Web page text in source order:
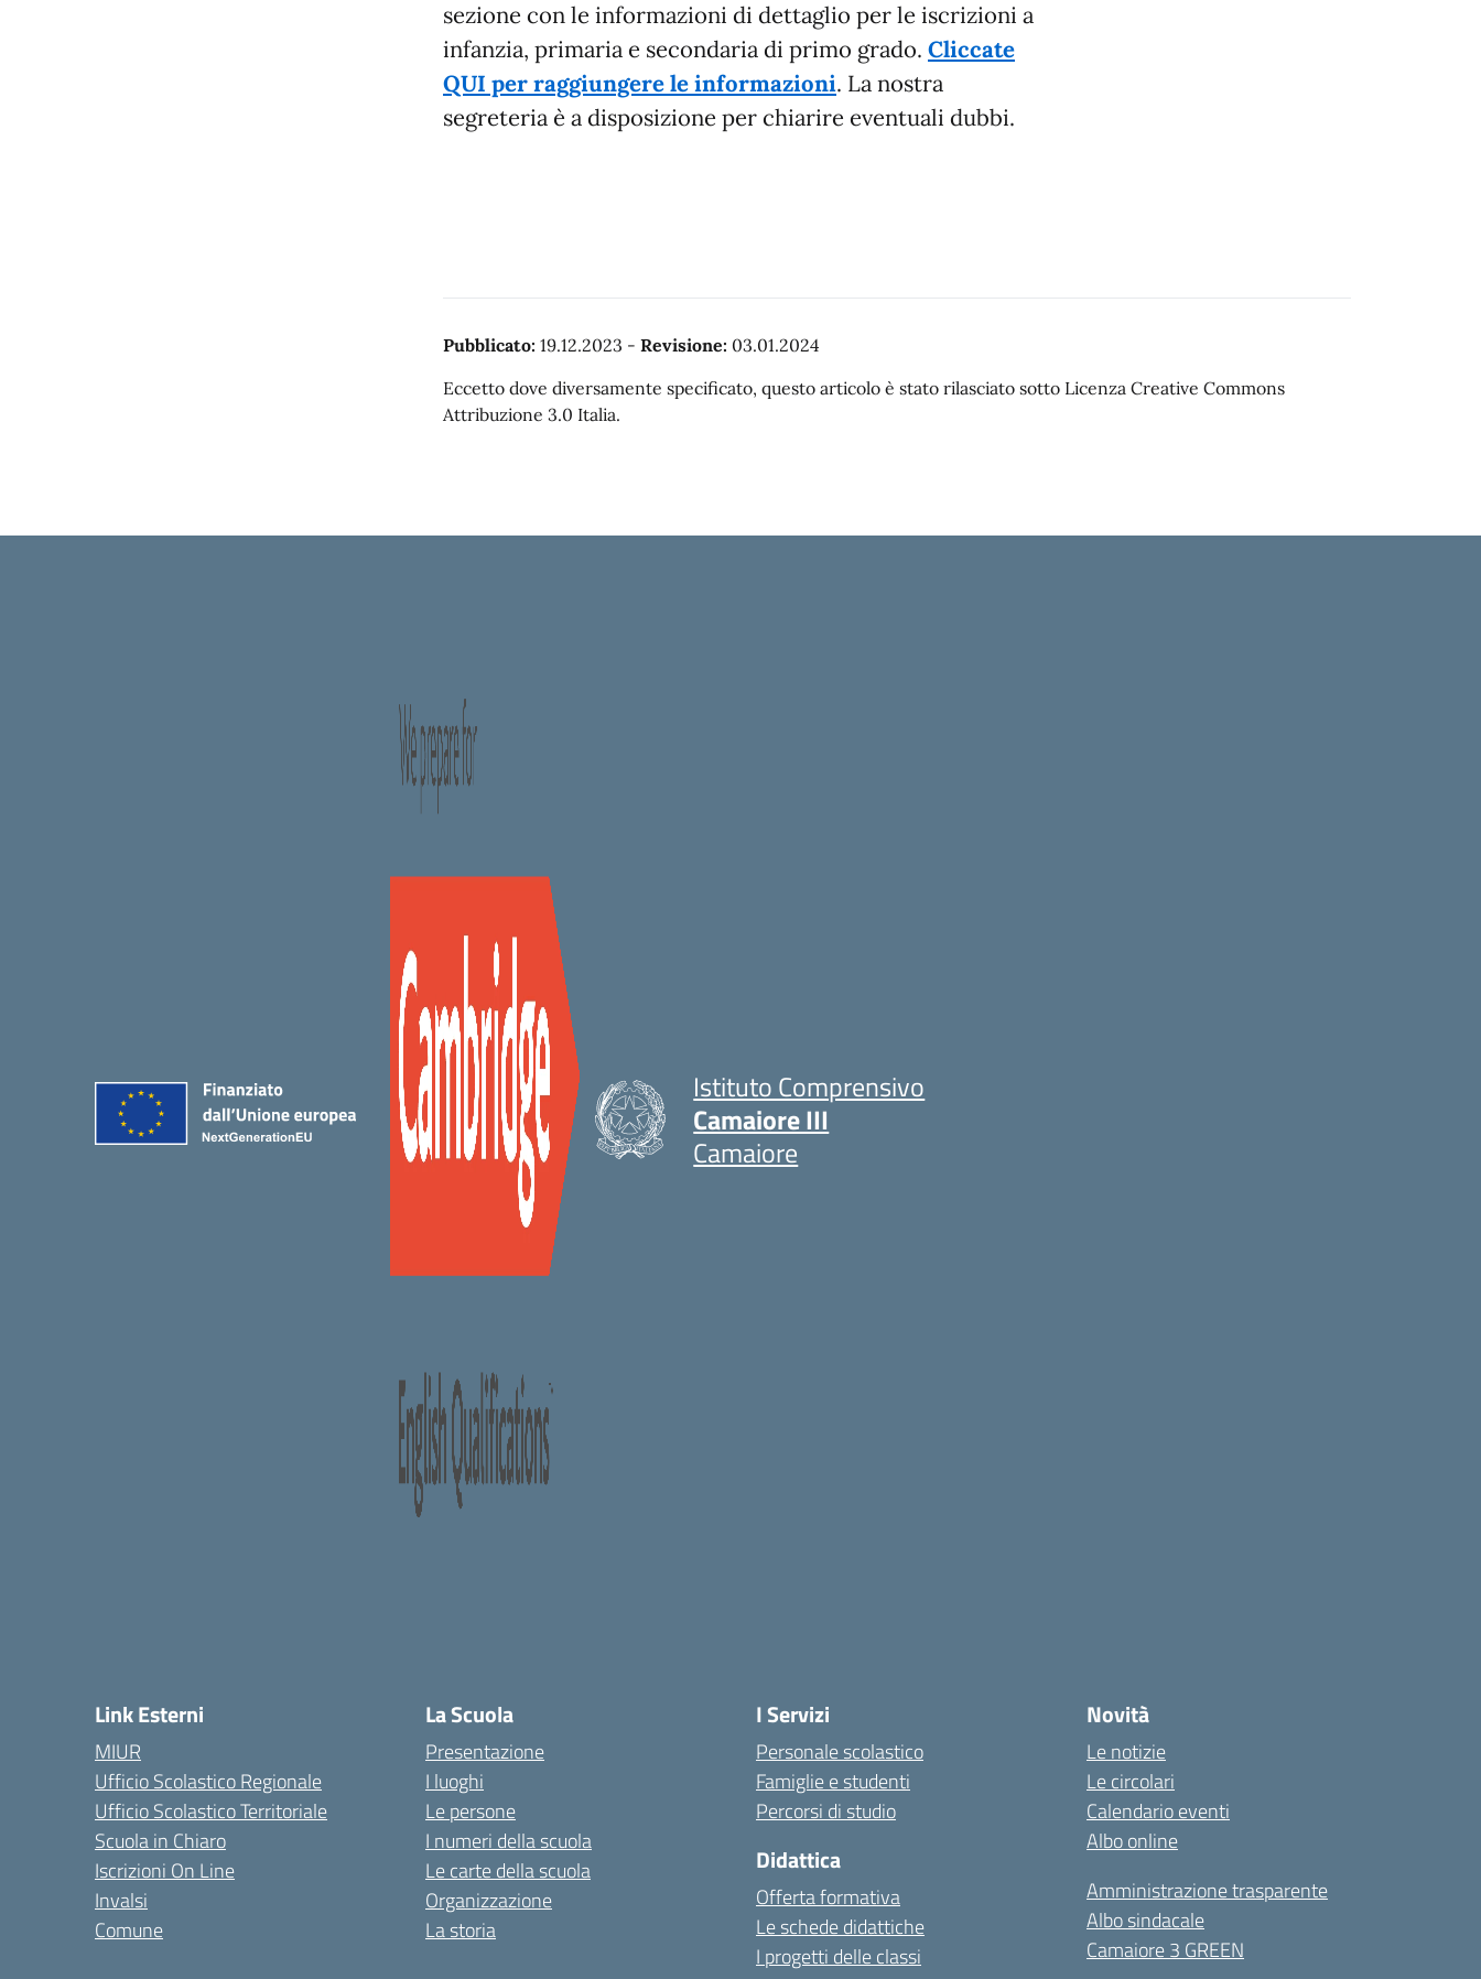
sezione con le informazioni di dettaglio per le iscrizioni a
infanzia, primaria e secondaria di primo grado. Cliccate
QUI per raggiungere le informazioni. La nostra
segreteria è a disposizione per chiarire eventuali dubbi.
Pubblicato: 19.12.2023 - Revisione: 03.01.2024
Eccetto dove diversamente specificato, questo articolo è stato rilasciato sotto Licenza Creative Commons
Attribuzione 3.0 Italia.
Istituto Comprensivo
Camaiore III
Camaiore
Link Esterni
MIUR
Ufficio Scolastico Regionale
Ufficio Scolastico Territoriale
Scuola in Chiaro
Iscrizioni On Line
Invalsi
Comune
La Scuola
Presentazione
I luoghi
Le persone
I numeri della scuola
Le carte della scuola
Organizzazione
La storia
I Servizi
Personale scolastico
Famiglie e studenti
Percorsi di studio
Didattica
Offerta formativa
Le schede didattiche
I progetti delle classi
Novità
Le notizie
Le circolari
Calendario eventi
Albo online
Amministrazione trasparente
Albo sindacale
Camaiore 3 GREEN